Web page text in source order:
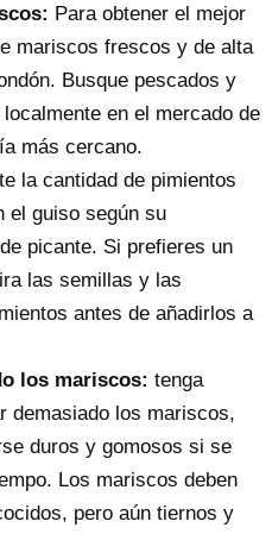
Para obtener el mejor
mariscos frescos y de alta
Busque pescados y
en el mercado de
más cercano.
la cantidad de pimientos
el guiso según su
picante. Si prefieres un
las semillas y las
antes de añadirlos a
los mariscos: tenga
demasiado los mariscos,
duros y gomosos si se
Los mariscos deben
pero aún tiernos y